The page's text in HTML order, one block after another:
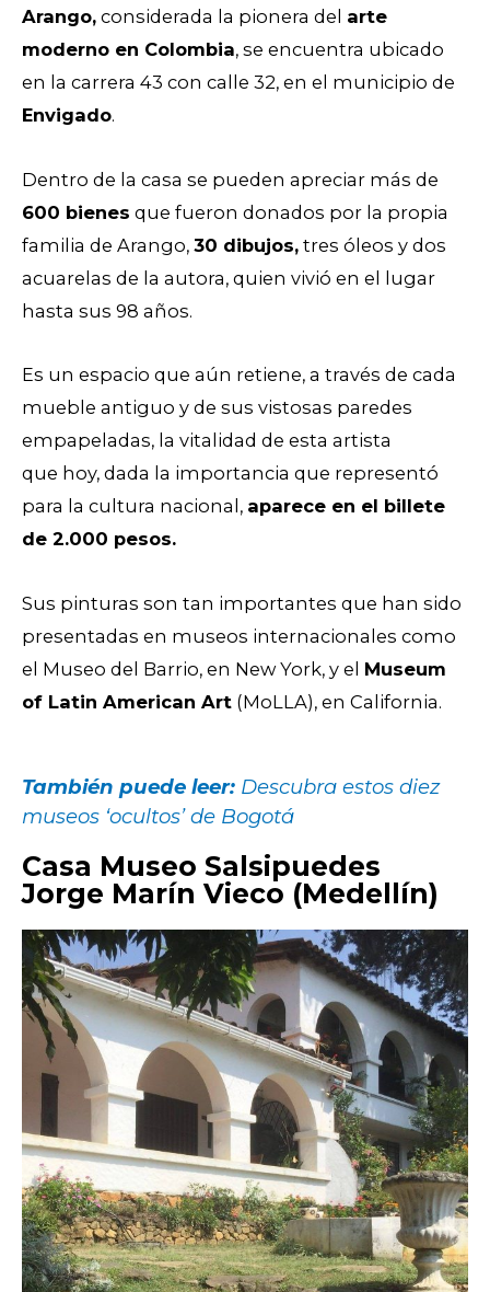
Arango, considerada la pionera del arte
moderno en Colombia, se encuentra ubicado
en la carrera 43 con calle 32, en el municipio de
Envigado.
Dentro de la casa se pueden apreciar más de
600 bienes que fueron donados por la propia
familia de Arango, 30 dibujos, tres óleos y dos
acuarelas de la autora, quien vivió en el lugar
hasta sus 98 años.
Es un espacio que aún retiene, a través de cada
mueble antiguo y de sus vistosas paredes
empapeladas, la vitalidad de esta artista
que hoy, dada la importancia que representó
para la cultura nacional, aparece en el billete
de 2.000 pesos.
Sus pinturas son tan importantes que han sido
presentadas en museos internacionales como
el Museo del Barrio, en New York, y el Museum
of Latin American Art (MoLLA), en California.
También puede leer: Descubra estos diez
museos ‘ocultos’ de Bogotá
Casa Museo Salsipuedes
Jorge Marín Vieco (Medellín)